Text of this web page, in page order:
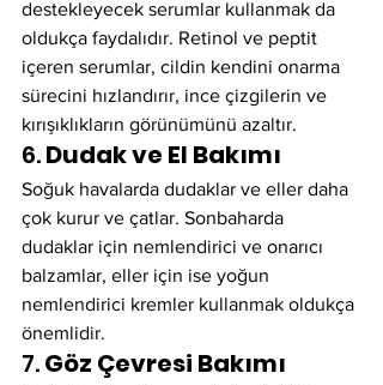
destekleyecek serumlar kullanmak da
oldukça faydalıdır. Retinol ve peptit
içeren serumlar, cildin kendini onarma
sürecini hızlandırır, ince çizgilerin ve
kırışıklıkların görünümünü azaltır.
6. Dudak ve El Bakımı
Soğuk havalarda dudaklar ve eller daha
çok kurur ve çatlar. Sonbaharda
dudaklar için nemlendirici ve onarıcı
balzamlar, eller için ise yoğun
nemlendirici kremler kullanmak oldukça
önemlidir.
7. Göz Çevresi Bakımı